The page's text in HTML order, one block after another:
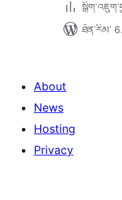
ཐོན་རིམ་
About
News
Hosting
Privacy